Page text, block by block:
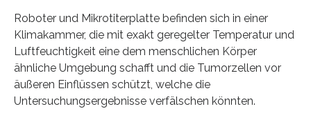
Roboter und Mikrotiterplatte befinden sich in einer
Klimakammer, die mit exakt geregelter Temperatur und
Luftfeuchtigkeit eine dem menschlichen Körper
ähnliche Umgebung schafft und die Tumorzellen vor
äußeren Einflüssen schützt, welche die
Untersuchungsergebnisse verfälschen könnten.